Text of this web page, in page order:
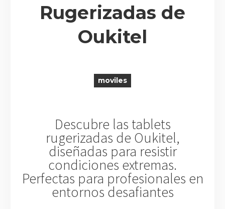
Rugerizadas de
Oukitel
moviles
Descubre las tablets
rugerizadas de Oukitel,
diseñadas para resistir
condiciones extremas.
Perfectas para profesionales en
entornos desafiantes